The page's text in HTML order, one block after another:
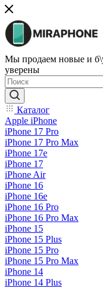
Мы продаем новые и
уверены
Каталог
Apple iPhone
iPhone 17 Pro
iPhone 17 Pro Max
iPhone 17e
iPhone 17
iPhone Air
iPhone 16
iPhone 16e
iPhone 16 Pro
iPhone 16 Pro Max
iPhone 15
iPhone 15 Plus
iPhone 15 Pro
iPhone 15 Pro Max
iPhone 14
iPhone 14 Plus